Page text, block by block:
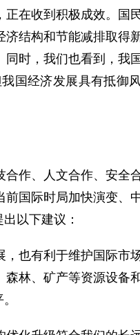
在收到积极成效。国
结构和节能减排取得
时，我们也看到，我
国经济发展具有抵御
作、人文合作、安全
国际时局加快演变、
以下建议：
也有利于维护国际市
林、矿产等资源设备